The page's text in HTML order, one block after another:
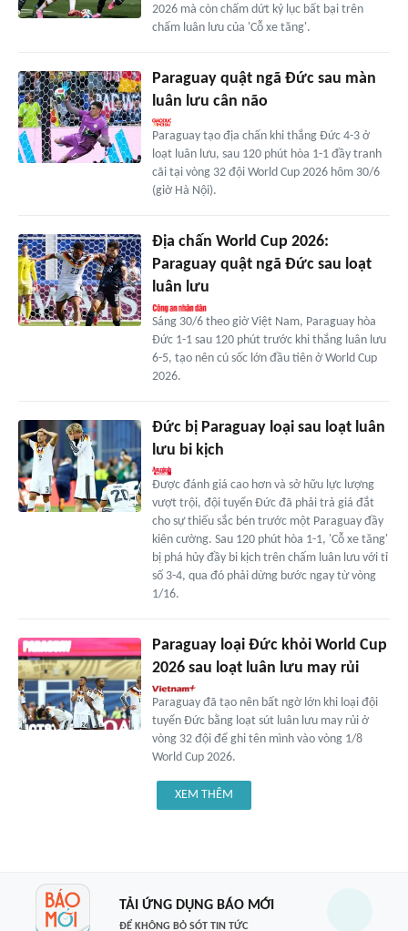
2026 mà còn chấm dứt kỷ lục bất bại trên
chấm luân lưu của 'Cỗ xe tăng'.
Paraguay quật ngã Đức sau màn
luân lưu cân não
Paraguay tạo địa chấn khi thắng Đức 4-3 ở
loạt luân lưu, sau 120 phút hòa 1-1 đầy tranh
cãi tại vòng 32 đội World Cup 2026 hôm 30/6
(giờ Hà Nội).
Địa chấn World Cup 2026:
Paraguay quật ngã Đức sau loạt
luân lưu
Sáng 30/6 theo giờ Việt Nam, Paraguay hòa
Đức 1-1 sau 120 phút trước khi thắng luân lưu
6-5, tạo nên cú sốc lớn đầu tiên ở World Cup
2026.
Đức bị Paraguay loại sau loạt luân
lưu bi kịch
Được đánh giá cao hơn và sở hữu lực lượng
vượt trội, đội tuyển Đức đã phải trả giá đắt
cho sự thiếu sắc bén trước một Paraguay đầy
kiên cường. Sau 120 phút hòa 1-1, 'Cỗ xe tăng'
bị phá hủy đầy bi kịch trên chấm luân lưu với tỉ
số 3-4, qua đó phải dừng bước ngay từ vòng
1/16.
Paraguay loại Đức khỏi World Cup
2026 sau loạt luân lưu may rủi
Paraguay đã tạo nên bất ngờ lớn khi loại đội
tuyển Đức bằng loạt sút luân lưu may rủi ở
vòng 32 đội để ghi tên mình vào vòng 1/8
World Cup 2026.
XEM THÊM
TẢI ỨNG DỤNG BÁO MỚI
ĐỂ KHÔNG BỎ SÓT TIN TỨC